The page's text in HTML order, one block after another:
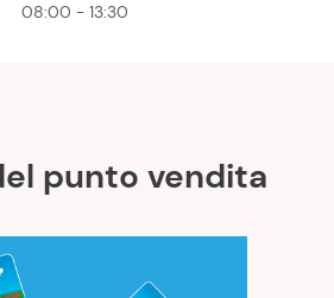
08:00 - 13:30
punto vendita